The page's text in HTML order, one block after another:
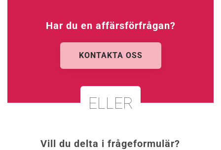
Har du en affärsförfrågan?
KONTAKTA OSS
Vill du delta i frågeformulär?
ELLER